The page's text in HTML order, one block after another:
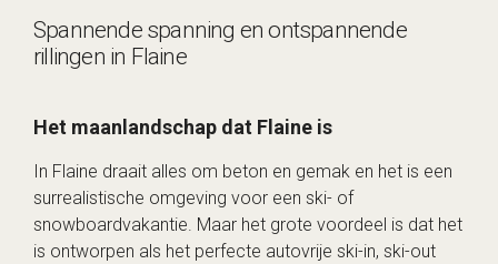
Spannende spanning en ontspannende
rillingen in Flaine
Het maanlandschap dat Flaine is
In Flaine draait alles om beton en gemak en het is een
surrealistische omgeving voor een ski- of
snowboardvakantie. Maar het grote voordeel is dat het
is ontworpen als het perfecte autovrije ski-in, ski-out